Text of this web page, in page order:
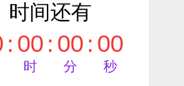
时间还有
: 00
时
: 00
分
: 00
秒